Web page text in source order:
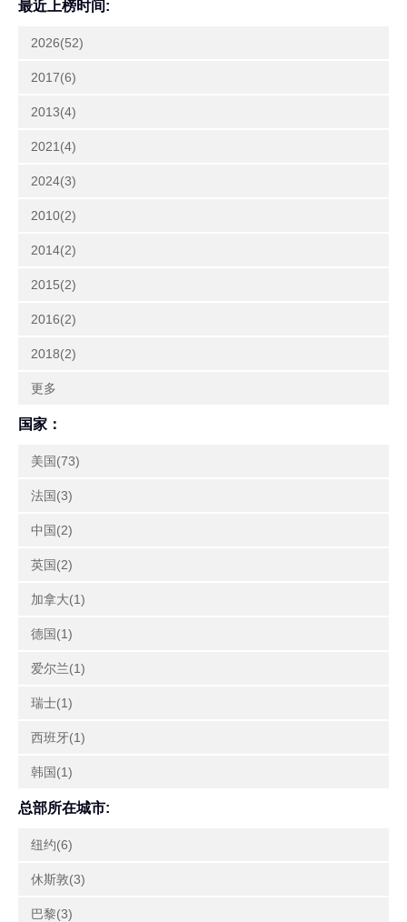
最近上榜时间:
2026(52)
2017(6)
2013(4)
2021(4)
2024(3)
2010(2)
2014(2)
2015(2)
2016(2)
2018(2)
更多
国家：
美国(73)
法国(3)
中国(2)
英国(2)
加拿大(1)
德国(1)
爱尔兰(1)
瑞士(1)
西班牙(1)
韩国(1)
总部所在城市:
纽约(6)
休斯敦(3)
巴黎(3)